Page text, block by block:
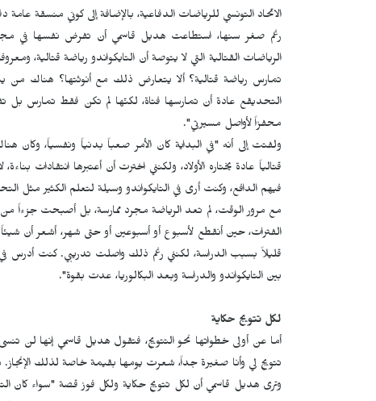
الاتحاد التونسي للرياضات الدفاعية، بالإضافة إلى كوني منسقة
رغم صغر سنها، استطاعت هديل قاسمي أن تفرض نفسها في مجال
الرياضات القتالية التي لا يتوصة أن التايكواندو رياضة قتالية،
تمارس رياضة قتالية؟ ألا يتعارض ذلك مع أنوثتها؟ هناك
التحديقع عادة أن تمارسها فتاة، لكنّها لم تكن فقط تمارس
محفزاً لأواصل مسيرتي".
ولفتت إلى أنه "في البداية كان الأمر صعباً بدنياً ونفسياً، وكان
قتالياً عادة يختاره الأولاد، ولكنني اخترت أن أعتبرها انتقادات
فيهم الدافع، وكنت أرى في التايكواندو وسيلة لتعلم الكثير مثل
مع مرور الوقت، لم تعد الرياضة مجرد ممارسة، بل أصبحت جزءاً
الفترات، حين أنقطع لأسبوع أو أسبوعين أو حتى شهر، أشعر أن
قليلاً بسبب الدراسة، لكنني رغم ذلك واصلت تدريبي. كنت أدرس في
بين التايكواندو والدراسة وبعد البكالوريا، عدت بقوة".
لكل تتويج حكاية
أما عن أولى خطواتها نحو التتويج، فتقول هديل قاسمي إنها لن
تتويج لي وأنا صغيرة جداً، شعرت يومها بقيمة خاصة لذلك
وترى هديل قاسمي أن لكل تتويج حكاية ولكل فوز قصة "سواء كان